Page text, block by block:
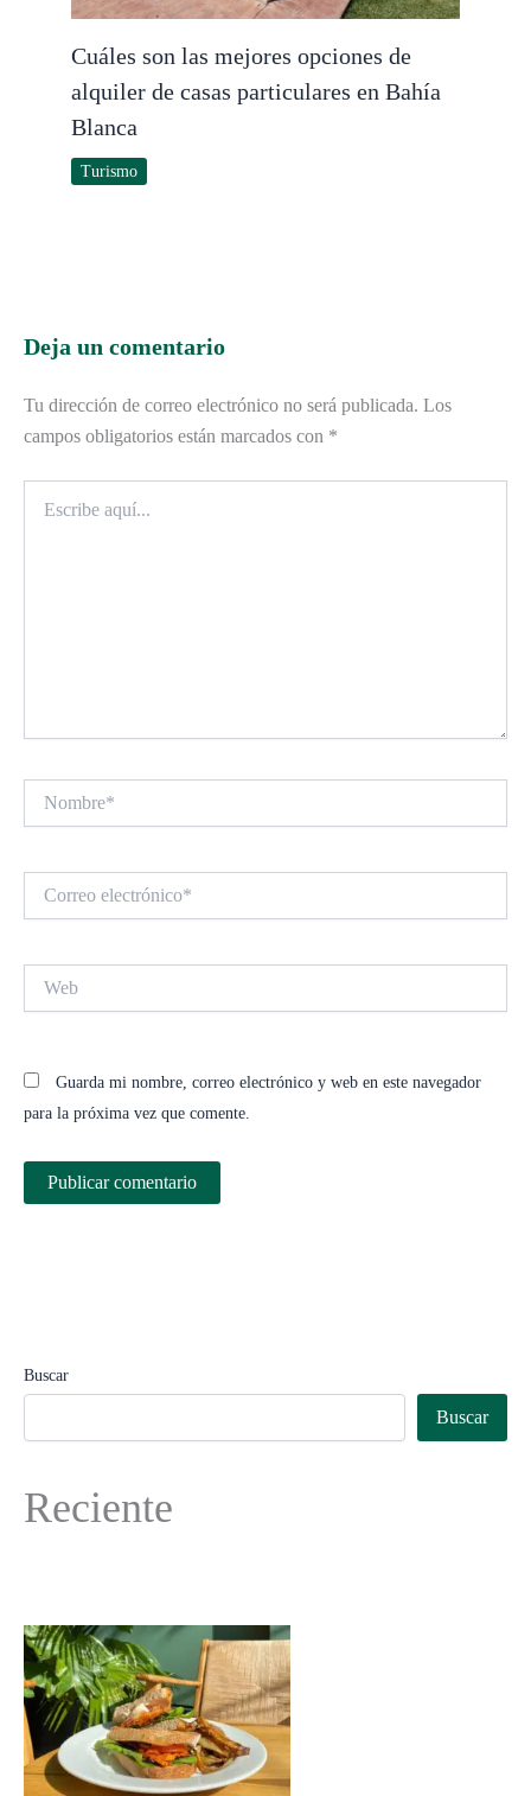
Cuáles son las mejores opciones de
alquiler de casas particulares en Bahía
Blanca
Turismo
Deja un comentario
Tu dirección de correo electrónico no será publicada. Los
campos obligatorios están marcados con *
aquí...
electrónico*
Guarda mi nombre, correo electrónico y web en este navegador
para la próxima vez que comente.
Buscar
Buscar
Reciente